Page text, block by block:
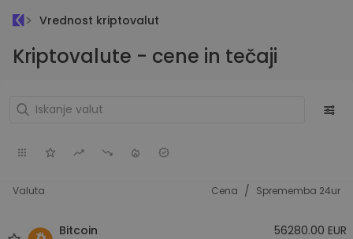
Vrednost kriptovalut
Kriptovalute - cene in tečaji
Valuta Cena / Sprememba 24ur
Bitcoin
56280.00 EUR